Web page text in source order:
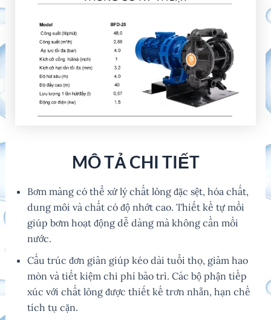
MÔ TẢ CHI TIẾT
Bơm màng có thể xử lý chất lỏng đặc sệt, hóa chất,
dung môi và chất có độ nhớt cao. Thiết kế tự mồi
giúp bơm hoạt động dễ dàng mà không cần mồi
nước.
Cấu trúc đơn giản giúp kéo dài tuổi thọ, giảm hao
mòn và tiết kiệm chi phí bảo trì. Các bộ phận tiếp
xúc với chất lỏng được thiết kế trơn nhẵn, hạn chế
tích tụ cặn.